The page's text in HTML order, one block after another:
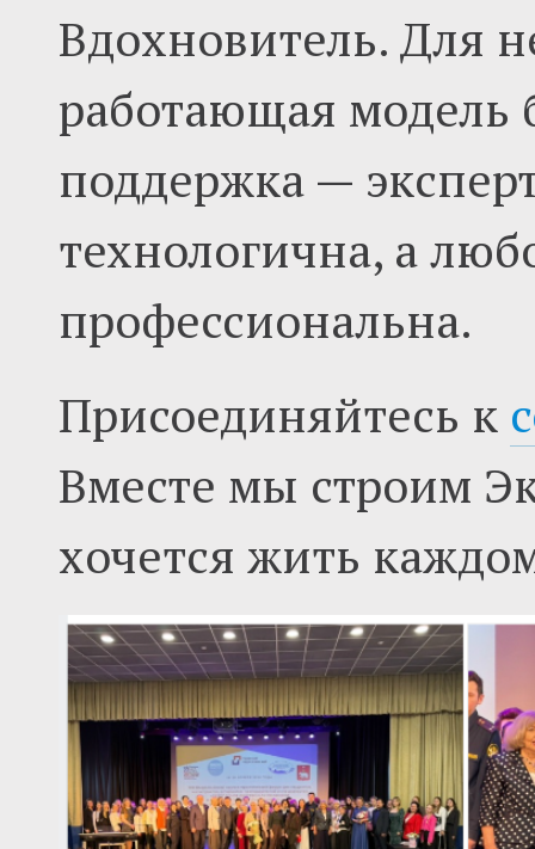
Вдохновитель. Для
работающая модель
поддержка —
технологична, а
профессиональна.
Присоединяйтесь к
Вместе мы строим
хочется жить